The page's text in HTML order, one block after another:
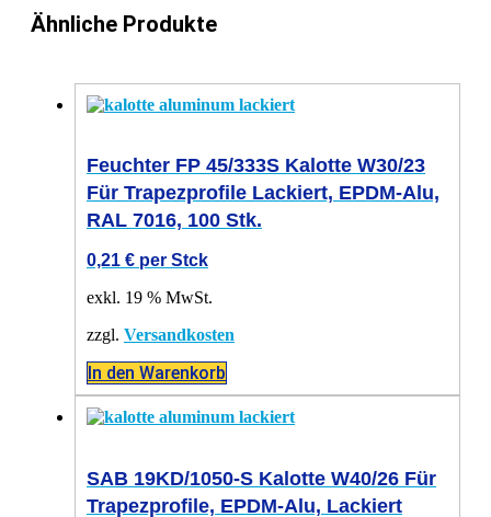
Ähnliche Produkte
Feuchter FP 45/333S Kalotte W30/23
Für Trapezprofile Lackiert, EPDM-Alu,
RAL 7016, 100 Stk.
0,21 € per Stck
exkl. 19 % MwSt.
zzgl. Versandkosten
In den Warenkorb
SAB 19KD/1050-S Kalotte W40/26 Für
Trapezprofile, EPDM-Alu, Lackiert